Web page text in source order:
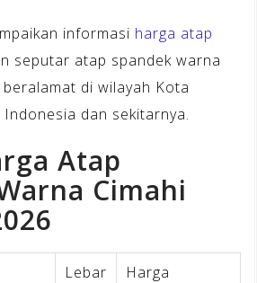
informasi harga atap
seputar atap spandek warna
di wilayah Kota
Indonesia dan sekitarnya.
Atap
Cimahi
Lebar
Harga